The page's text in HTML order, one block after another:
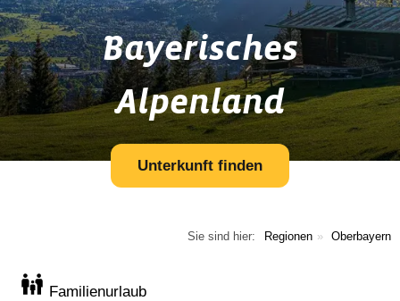
Bayerisches
Alpenland
Unterkunft finden
Oberbayern
Regionen
Sie sind hier:
Familienurlaub